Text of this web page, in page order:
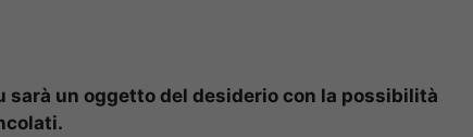
sarà un oggetto del desiderio con la possibilità